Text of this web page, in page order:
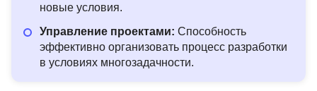
новые условия.
Управление проектами: Способность
эффективно организовать процесс разработки
в условиях многозадачности.